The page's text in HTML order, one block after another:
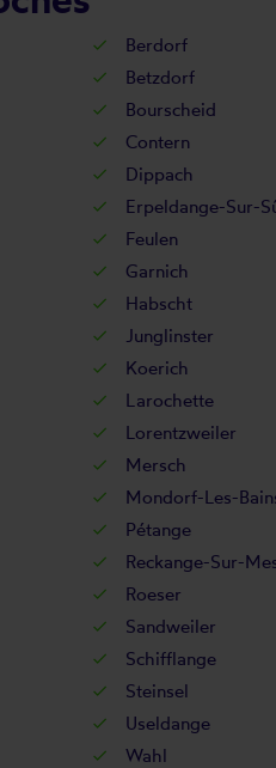
Berdorf
Betzdorf
Bourscheid
Contern
Dippach
Erpeldange-Sur-
Feulen
Garnich
Habscht
Junglinster
Koerich
Larochette
Lorentzweiler
Mersch
Mondorf-Les-
Pétange
Reckange-Sur-
Roeser
Sandweiler
Schifflange
Steinsel
Useldange
Wahl